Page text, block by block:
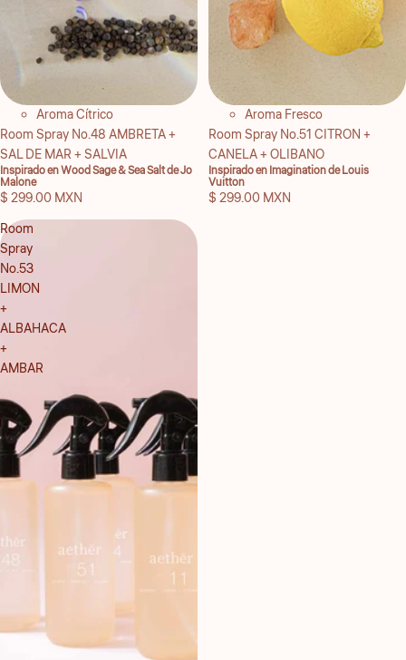
Aroma Cítrico
Room Spray No.48 AMBRETA +
SAL DE MAR + SALVIA
Inspirado en Wood Sage & Sea Salt de Jo
Malone
$ 299.00 MXN
Aroma Fresco
Room Spray No.51 CITRON +
CANELA + OLIBANO
Inspirado en Imagination de Louis
Vuitton
$ 299.00 MXN
Room
Spray
No.53
LIMON
+
ALBAHACA
+
AMBAR